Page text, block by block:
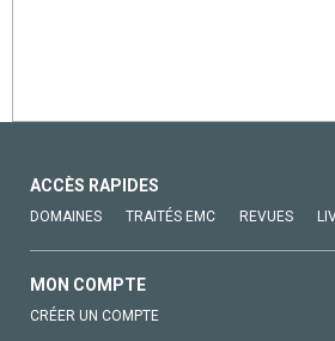
ACCÈS RAPIDES
DOMAINES TRAITÉS EMC REVUES
MON COMPTE
CRÉER UN COMPTE